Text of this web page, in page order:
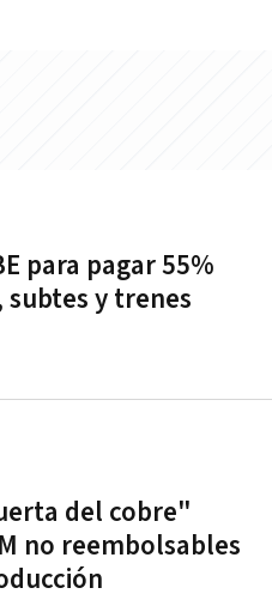
para pagar 55%
y trenes
del cobre"
no reembolsables